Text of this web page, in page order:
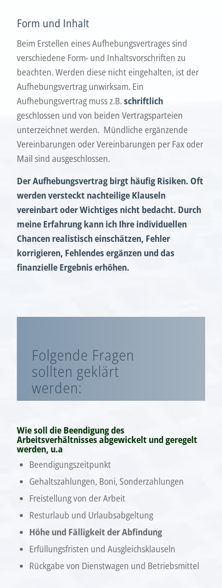
Form und Inhalt
Beim Erstellen eines Aufhebungsvertrages sind
verschiedene Form- und Inhaltsvorschriften zu
beachten. Werden diese nicht eingehalten, ist der
Aufhebungsvertrag unwirksam. Ein
Aufhebungsvertrag muss z.B. schriftlich
geschlossen und von beiden Vertragsparteien
unterzeichnet werden. Mündliche ergänzende
Vereinbarungen oder Vereinbarungen per Fax oder
Mail sind ausgeschlossen.
Der Aufhebungsvertrag birgt häufig Risiken. Oft
werden versteckt nachteilige Klauseln
vereinbart oder Wichtiges nicht bedacht. Durch
meine Erfahrung kann ich Ihre individuellen
Chancen realistisch einschätzen, Fehler
korrigieren, Fehlendes ergänzen und das
finanzielle Ergebnis erhöhen.
Folgende Fragen
sollten geklärt
werden:
Wie soll die Beendigung des
Arbeitsverhältnisses abgewickelt und geregelt
werden, u.a
Beendigungszeitpunkt
Gehaltszahlungen, Boni, Sonderzahlungen
Freistellung von der Arbeit
Resturlaub und Urlaubsabgeltung
Höhe und Fälligkeit der Abfindung
Erfüllungsfristen und Ausgleichsklauseln
Rückgabe von Dienstwagen und Betriebsmittel